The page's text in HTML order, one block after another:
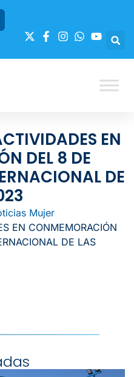
EN
DEL 8 DE
DE
Mujer
EN CONMEMORACIÓN
DE LAS